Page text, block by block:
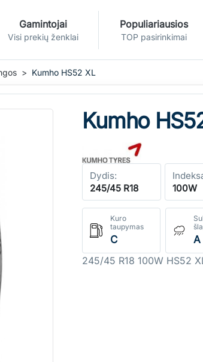
Gamintojai
Visi prekių ženklai
Populiariausios
TOP pasirinkimai
Kumho HS52 XL
Kumho
Dydis:
245/45 R18
100W
Kuro
taupymas
C A
245/45 R18 100W HS52